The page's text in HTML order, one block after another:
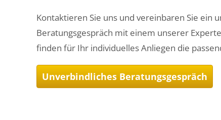
Kontaktieren Sie uns und vereinbaren Sie ein
Beratungsgespräch mit einem unserer
finden für Ihr individuelles Anliegen die
Unverbindliches Beratungsgespräch